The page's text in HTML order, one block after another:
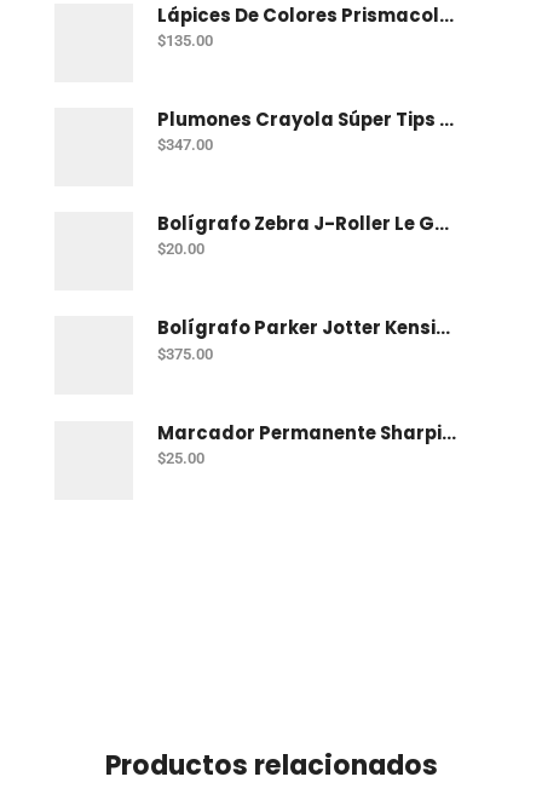
Lápices De Colores Prismacolor Junior Con 12 Dual
$135.00
Plumones Crayola Súper Tips Con 50
$347.00
Bolígrafo Zebra J-Roller Le Gel 0.7 Mm Azul
$20.00
Bolígrafo Parker Jotter Kensington Ct Bp
$375.00
Marcador Permanente Sharpie Chisel Tip - Rojo
$25.00
Productos relacionados